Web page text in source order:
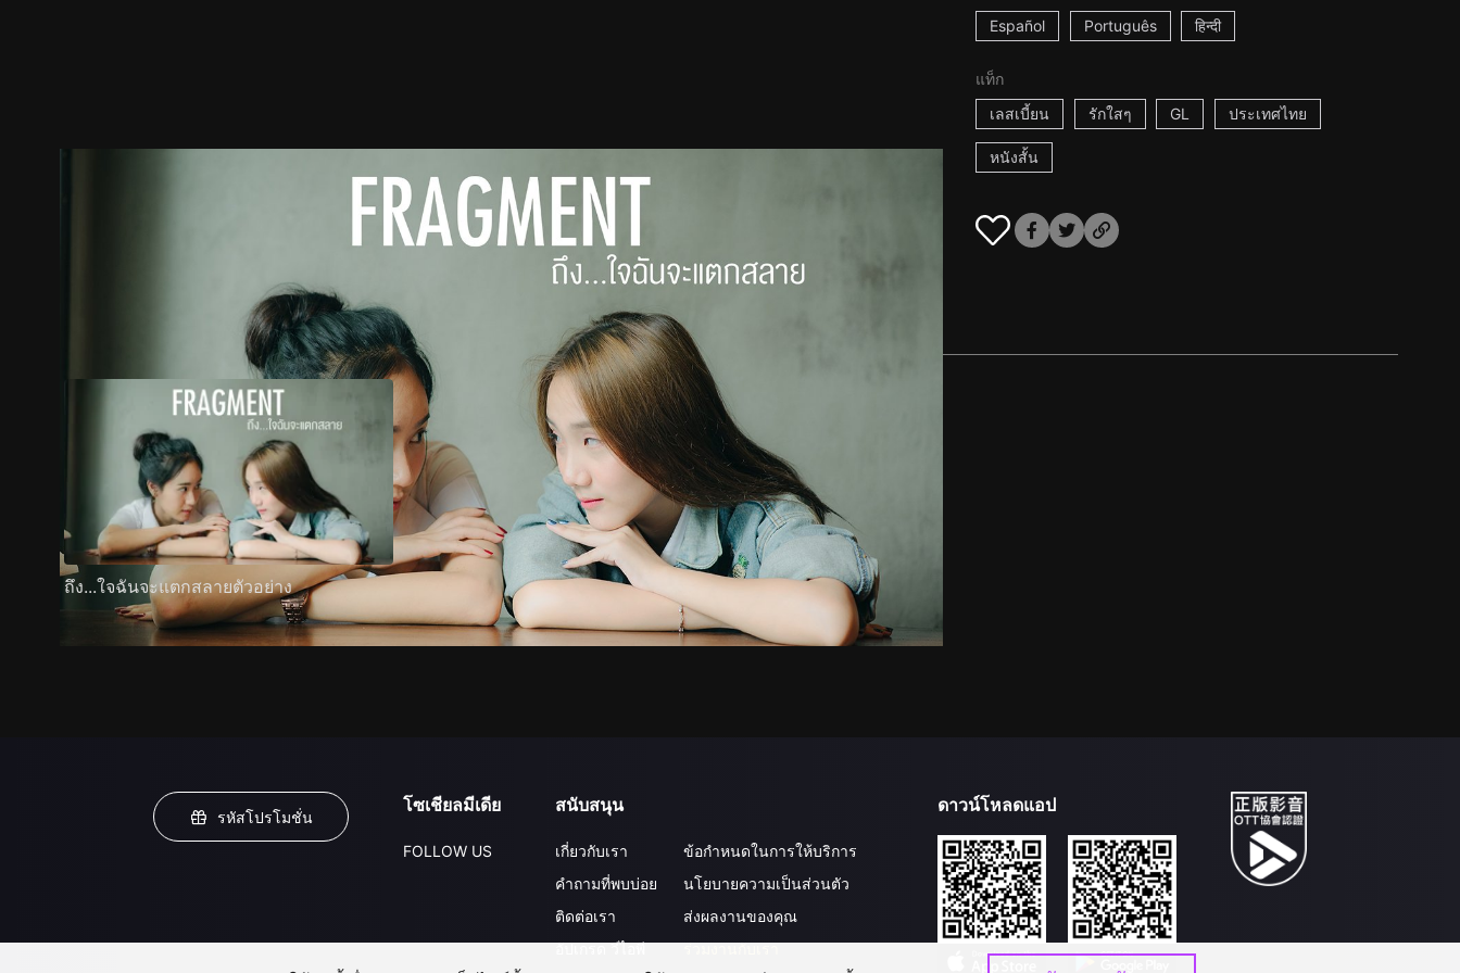
Español Português हिन्दी
แท็ก
เลสเบี้ยน
รักใสๆ GL ประเทศไทย
หนังสั้น
เนื้อหาที่แนะนำ รายละเอียด
ถึง...ใจฉันจะแตกสลายตัวอย่าง
รหัสโปรโมชั่น
โซเชียลมีเดีย
FOLLOW US
สนับสนุน
เกี่ยวกับเรา
คำถามที่พบบ่อย
ติดต่อเรา
อัปเกรด วีไอพี
ข้อกำหนดในการให้บริการ
นโยบายความเป็นส่วนตัว
ส่งผลงานของคุณ
ร่วมงานกับเรา
ดาวน์โหลดแอป